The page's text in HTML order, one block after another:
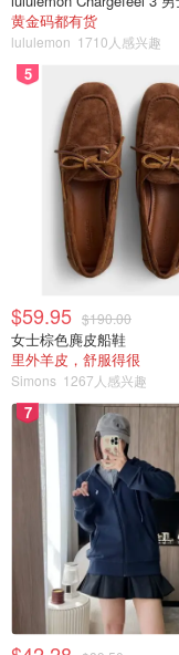
我现在才意识到，
身，甚至也不是为
发现我在校长办公
我妈妈希望我们学
在一起，因为这是我
径，尤其是在 20 世
黄金码都有货
lululemon 1710人感兴趣
5
$59.95 $190.00
女士棕色麂皮船鞋
里外羊皮，舒服得很
Simons 1267人感兴趣
7